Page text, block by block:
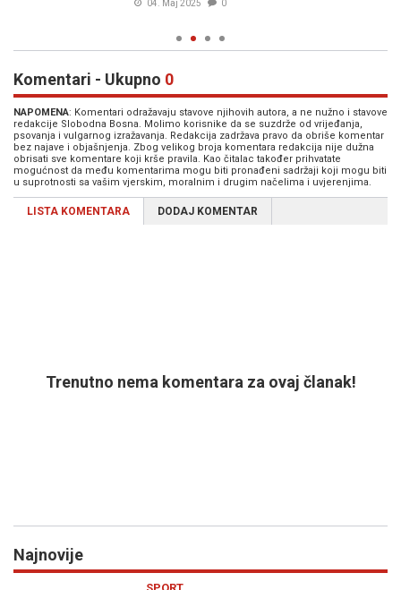
Komentari - Ukupno 0
NAPOMENA: Komentari odražavaju stavove njihovih autora, a ne nužno i stavove
redakcije Slobodna Bosna. Molimo korisnike da se suzdrže od vrijeđanja,
psovanja i vulgarnog izražavanja. Redakcija zadržava pravo da obriše komentar
bez najave i objašnjenja. Zbog velikog broja komentara redakcija nije dužna
obrisati sve komentare koji krše pravila. Kao čitalac također prihvatate
mogućnost da među komentarima mogu biti pronađeni sadržaji koji mogu biti
u suprotnosti sa vašim vjerskim, moralnim i drugim načelima i uvjerenjima.
LISTA KOMENTARA DODAJ KOMENTAR
Trenutno nema komentara za ovaj članak!
Najnovije